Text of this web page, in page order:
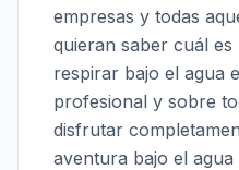
empresas y todas
quieran saber cuál es
respirar bajo el agua
profesional y sobre
disfrutar
aventura bajo el